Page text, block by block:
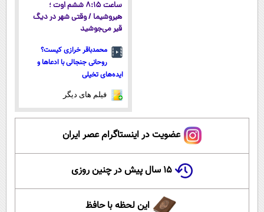
ساعت ۸:۱۵ ششم اوت ؛
هیروشیما / وقتی شهر در دیگ
قیر می‌جوشید
محمدباقر خرازی کیست؟
روحانی جنجالی با ادعاها و
ایده‌های تخیلی
فیلم های دیگر
عضویت در اینستاگرام عصر ایران
۱۵ سال پیش در چنین روزی
این لحظه با حافظ